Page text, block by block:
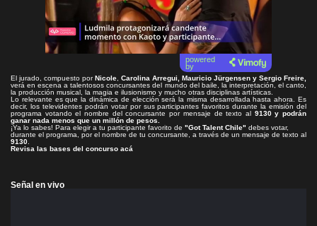
powered
by
El jurado, compuesto porNicole Carolina Arregui, Mauricio Jürgensen y Sergio Freire,
verá en escena a talentosos concursantes del mundo del baile, la interpretación, el canto,
la producción musical, la magia e ilusionismo y mucho otras disciplinas artísticas.
Lo relevante es que la dinámica de elección será la misma desarrollada hasta ahora. Es
decir, los televidentes podrán votar por sus participantes favoritos durante la emisión del
programa votando el nombre del concursante por mensaje de texto al9130 y podrán
ganar nada menos que un millón de pesos.
¡Ya lo sabes! Para elegir a tu participante favorito de "Got Talent Chile" debes votar,
durante el programa, por el nombre de tu concursante, a través de un mensaje de texto al
9130
Revisa las bases del concurso acá
Señal en vivo